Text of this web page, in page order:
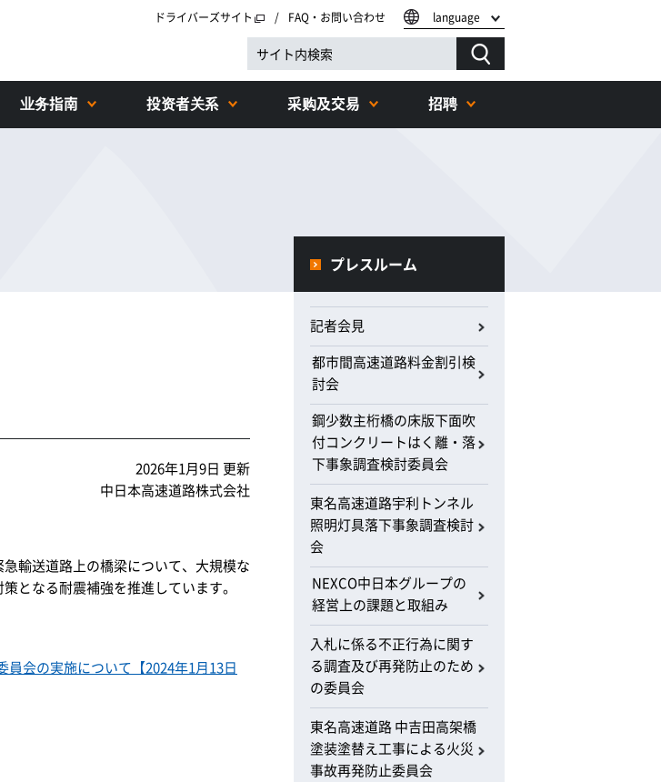
ドライバーズサイト FAQ・お問い合わせ language
业务指南 投资者关系 采购及交易 招聘
2026年1月9日 更新
中日本高速道路株式会社
輸送道路上の橋梁について、大規模な
となる耐震補強を推進しています。
会の実施について【2024年1月13日
プレスルーム
記者会見
都市間高速道路料金割引検
討会
鋼少数主桁橋の床版下面吹
付コンクリートはく離・落
下事象調査検討委員会
東名高速道路宇利トンネル
照明灯具落下事象調査検討
会
NEXCO中日本グループの
経営上の課題と取組み
入札に係る不正行為に関す
る調査及び再発防止のため
の委員会
東名高速道路 中吉田高架橋
塗装塗替え工事による火災
事故再発防止委員会